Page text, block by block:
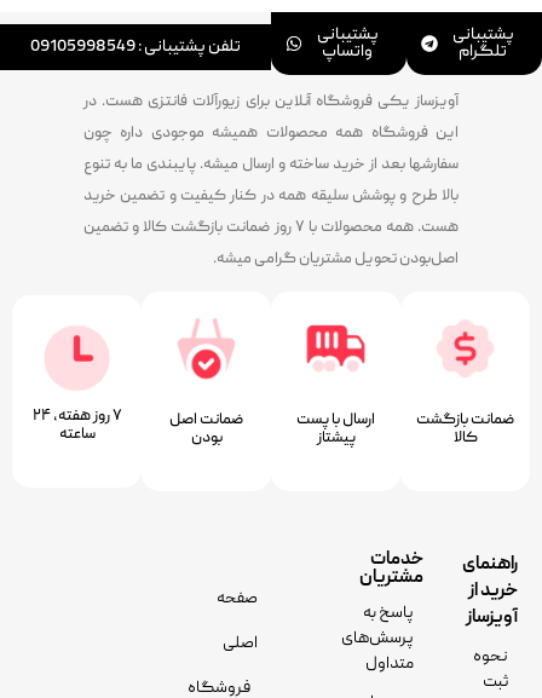
پشتیبانی
تلگرام
پشتیبانی
واتساپ تلفن پشتیبانی : 09105998549
آویزساز یکی فروشگاه آنلاین برای زیورآلات فانتزی هست. در
این فروشگاه همه محصولات همیشه موجودی داره چون
سفارشها بعد از خرید ساخته و ارسال میشه. پایبندی ما به تنوع
بالا طرح و پوشش سلیقه همه در کنار کیفیت و تضمین خرید
هست. همه محصولات با ۷ روز ضمانت بازگشت کالا و تضمین
اصل‌بودن تحویل مشتریان گرامی میشه.
ضمانت بازگشت
کالا
ارسال با پست
پیشتاز
ﺿﻤﺎﻧﺖ اﺻﻞ
ﺑﻮدن
۷ روز ﻫﻔﺘﻪ، ۲۴
ﺳﺎﻋﺘﻪ
راهنمای
خرید از
آویزساز
نحوه
ثبت
خدمات
مشتریان
پاسخ به
پرسش‌های
متداول
صفحه
اصلی
فروشگاه